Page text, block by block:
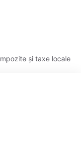
și taxe locale